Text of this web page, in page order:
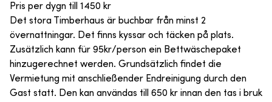
Pris per dygn till
1450 kr
Det stora Timberhaus är buchbar från minst 2
övernattningar. Det finns kyssar och täcken på plats.
Zusätzlich kann für 95kr/person ein Bettwäschepaket
hinzugerechnet werden. Grundsätzlich findet die
Vermietung mit anschließender Endreinigung durch den
Gast statt. Den kan användas till 650 kr innan den tas i bruk